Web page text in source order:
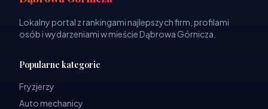
Lokalny portal z rankingami najlepszych firm, profilami
osób i wydarzeniami w mieście Dąbrowa Górnicza.
Popularne kategorie
Fryzjerzy
Auto mechanicy